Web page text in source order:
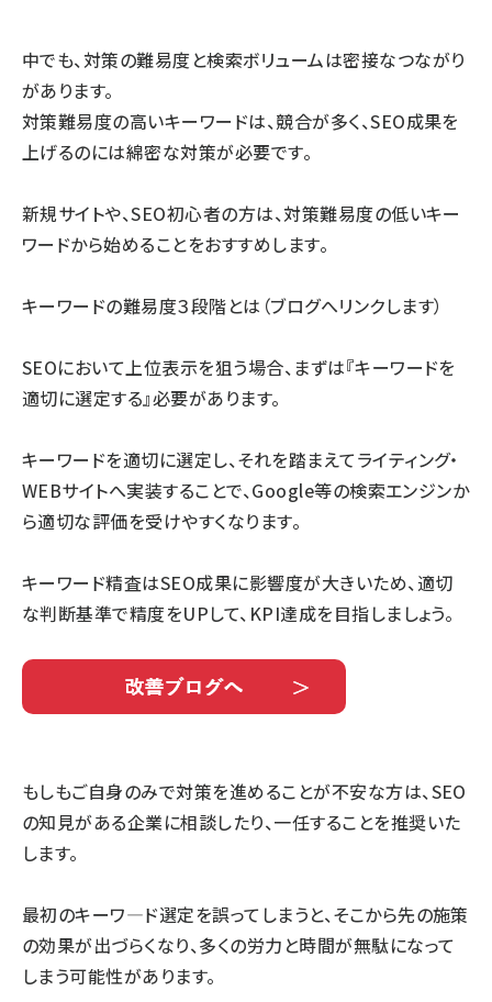
中でも、対策の難易度と検索ボリュームは密接なつながり
があります。
対策難易度の高いキーワードは、競合が多く、SEO成果を
上げるのには綿密な対策が必要です。
新規サイトや、SEO初心者の方は、対策難易度の低いキー
ワードから始めることをおすすめします。
キーワードの難易度３段階とは（ブログへリンクします）
SEOにおいて上位表示を狙う場合、まずは『キーワードを
適切に選定する』必要があります。
キーワードを適切に選定し、それを踏まえてライティング・
WEBサイトへ実装することで、Google等の検索エンジンか
ら適切な評価を受けやすくなります。
キーワード精査はSEO成果に影響度が大きいため、適切
な判断基準で精度をUPして、KPI達成を目指しましょう。
もしもご自身のみで対策を進めることが不安な方は、SEO
の知見がある企業に相談したり、一任することを推奨いた
します。
最初のキーワ―ド選定を誤ってしまうと、そこから先の施策
の効果が出づらくなり、多くの労力と時間が無駄になって
しまう可能性があります。